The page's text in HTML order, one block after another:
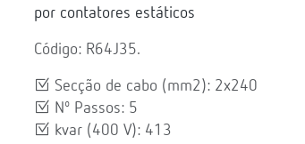
por contatores estáticos
Código: R64J35.
Secção de cabo (mm2): 2x240
Nº Passos: 5
kvar (400 V): 413